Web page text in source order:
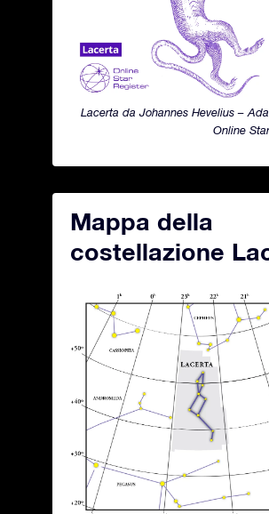
Lacerta da Johannes Hevelius –
Online
Mappa della
costellazione